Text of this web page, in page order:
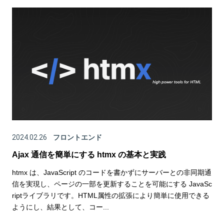
2024.02.26 フロントエンド
Ajax 通信を簡単にする htmx の基本と実践
htmx は、JavaScript のコードを書かずにサーバーとの非同期通
信を実現し、ページの一部を更新することを可能にする JavaSc
riptライブラリです。HTML属性の拡張により簡単に使用できる
ようにし、結果として、コー...